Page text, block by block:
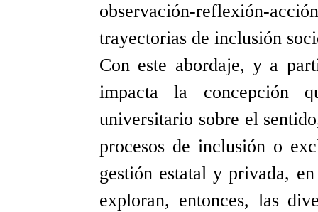
observación-reflexión-
trayectorias de inclusión
Con este abordaje, y a
impacta la concepción
universitario sobre el
procesos de inclusión o
gestión estatal y privada,
exploran, entonces, las